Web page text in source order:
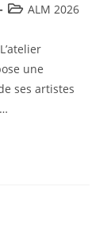
ALM 2026
une
ses artistes